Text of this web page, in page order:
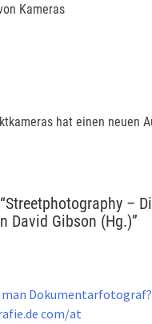
Kameras
hat einen neuen
Streetphotography –
David Gibson (Hg.)”
man
com/at